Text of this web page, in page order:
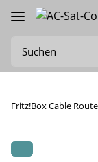
Fritz!Box Cable